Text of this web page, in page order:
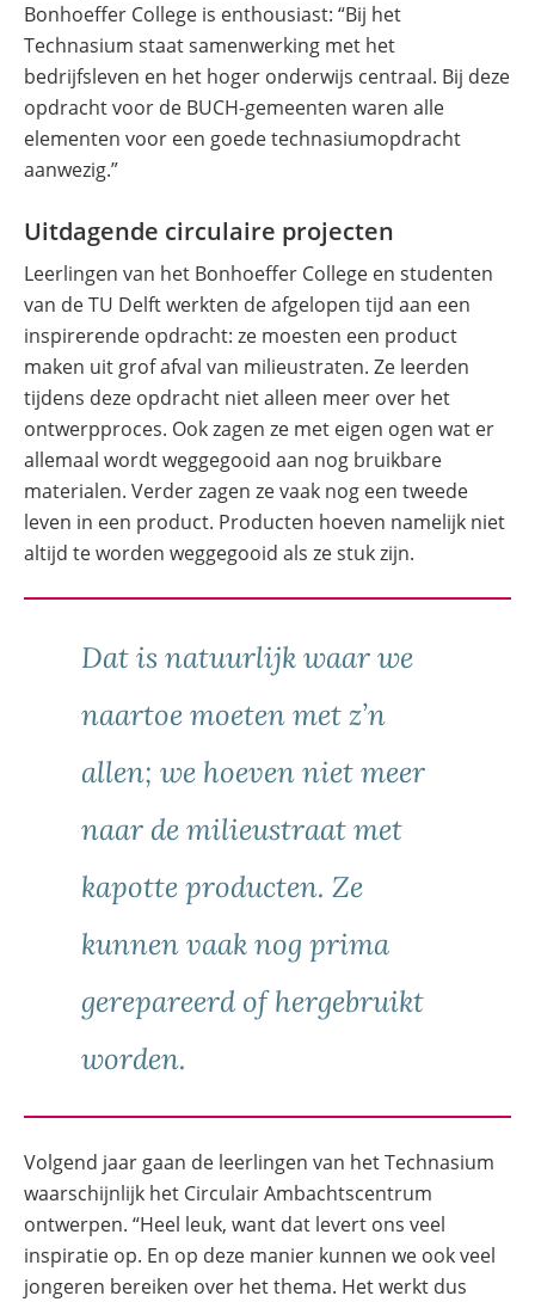
Bonhoeffer College is enthousiast: “Bij het
Technasium staat samenwerking met het
bedrijfsleven en het hoger onderwijs centraal. Bij deze
opdracht voor de BUCH-gemeenten waren alle
elementen voor een goede technasiumopdracht
aanwezig.”
Uitdagende circulaire projecten
Leerlingen van het Bonhoeffer College en studenten
van de TU Delft werkten de afgelopen tijd aan een
inspirerende opdracht: ze moesten een product
maken uit grof afval van milieustraten. Ze leerden
tijdens deze opdracht niet alleen meer over het
ontwerpproces. Ook zagen ze met eigen ogen wat er
allemaal wordt weggegooid aan nog bruikbare
materialen. Verder zagen ze vaak nog een tweede
leven in een product. Producten hoeven namelijk niet
altijd te worden weggegooid als ze stuk zijn.
Dat is natuurlijk waar we
naartoe moeten met z’n
allen; we hoeven niet meer
naar de milieustraat met
kapotte producten. Ze
kunnen vaak nog prima
gerepareerd of hergebruikt
worden.
Volgend jaar gaan de leerlingen van het Technasium
waarschijnlijk het Circulair Ambachtscentrum
ontwerpen. “Heel leuk, want dat levert ons veel
inspiratie op. En op deze manier kunnen we ook veel
jongeren bereiken over het thema. Het werkt dus